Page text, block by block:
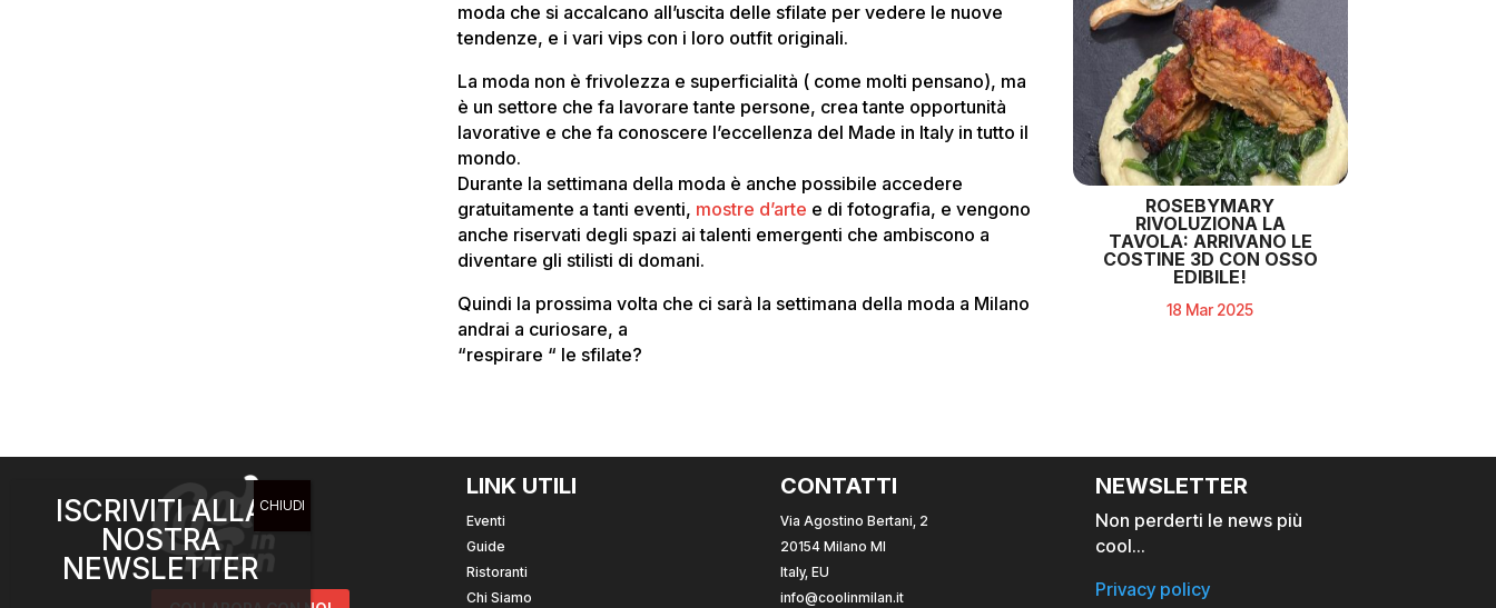
moda che si accalcano all’uscita delle sfilate per vedere le nuove
tendenze, e i vari vips con i loro outfit originali.
La moda non è frivolezza e superficialità ( come molti pensano), ma
è un settore che fa lavorare tante persone, crea tante opportunità
lavorative e che fa conoscere l’eccellenza del Made in Italy in tutto il
mondo.
Durante la settimana della moda è anche possibile accedere
gratuitamente a tanti eventi, mostre d’arte e di fotografia, e vengono
anche riservati degli spazi ai talenti emergenti che ambiscono a
diventare gli stilisti di domani.
Quindi la prossima volta che ci sarà la settimana della moda a Milano
andrai a curiosare, a
“respirare “ le sfilate?
ROSEBYMARY
RIVOLUZIONA LA
TAVOLA: ARRIVANO LE
COSTINE 3D CON OSSO
EDIBILE!
18 Mar 2025
LINK UTILI
Eventi
Guide
Ristoranti
Chi Siamo
CONTATTI
Via Agostino Bertani, 2
20154 Milano MI
Italy, EU
info@coolinmilan.it
NEWSLETTER
Non perderti le news più
cool…
Privacy policy
ISCRIVITI ALLA
NOSTRA
NEWSLETTER